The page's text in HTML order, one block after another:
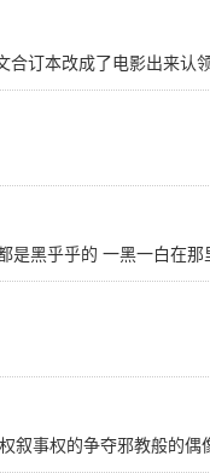
合订本改成了电影出来认
黑乎乎的 一黑一白在
叙事权的争夺邪教般的